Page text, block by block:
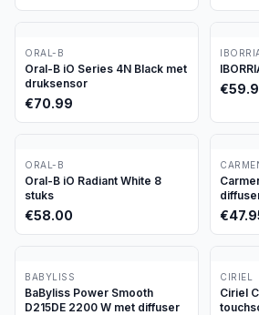
ORAL-B
Oral-B iO Series 4N Black met
druksensor
€70.99
€
ORAL-B
Oral-B iO Radiant White 8
stuks
€58.00 €
BABYLISS
BaByliss Power Smooth
D215DE 2200 W met diffuser
CIRIEL
Ciriel